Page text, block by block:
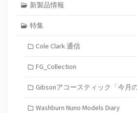
新製品情報
特集
Cole Clark 通信
FG_Collection
Gibsonアコースティック「今月の
Washburn Nuno Models Diary